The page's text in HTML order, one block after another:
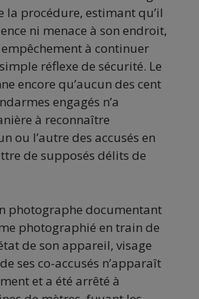
la procédure, estimant qu’il
ni menace à son endroit,
à continuer
réflexe de sécurité. Le
encore qu’aucun des cent
engagés n’a
à reconnaître
ou l’autre des accusés en
de supposés délits de
photographe documentant
photographié en train de
de son appareil, visage
ses co-accusés n’apparaît
et a été arrêté à